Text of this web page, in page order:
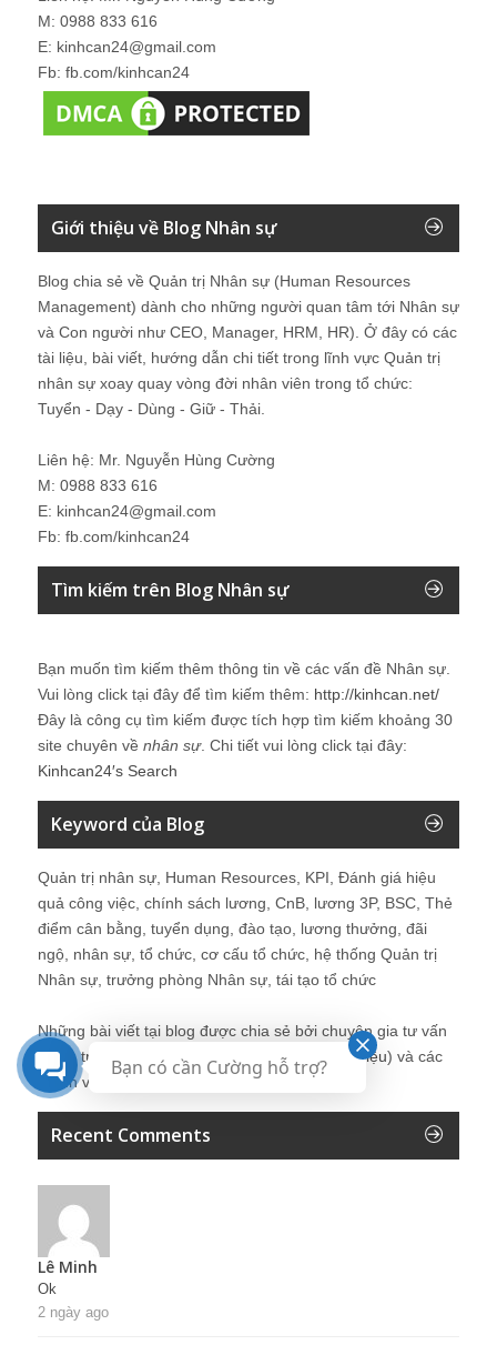
M: 0988 833 616
E: kinhcan24@gmail.com
Fb: fb.com/kinhcan24
Giới thiệu về Blog Nhân sự
Blog chia sẻ về Quản trị Nhân sự (Human Resources
Management) dành cho những người quan tâm tới Nhân sự
và Con người như CEO, Manager, HRM, HR). Ở đây có các
tài liệu, bài viết, hướng dẫn chi tiết trong lĩnh vực Quản trị
nhân sự xoay quay vòng đời nhân viên trong tổ chức:
Tuyển - Dạy - Dùng - Giữ - Thải.
Liên hệ: Mr. Nguyễn Hùng Cường
M: 0988 833 616
E: kinhcan24@gmail.com
Fb: fb.com/kinhcan24
Tìm kiếm trên Blog Nhân sự
Bạn muốn tìm kiếm thêm thông tin về các vấn đề Nhân sự
Vui lòng click tại đây để tìm kiếm thêm: http://kinhcan.net/
Đây là công cụ tìm kiếm được tích hợp tìm kiếm khoảng 30
site chuyên về nhân sự. Chi tiết vui lòng click tại đây:
Kinhcan24′s Search
Keyword của Blog
Quản trị nhân sự, Human Resources, KPI, Đánh giá hiệu
quả công việc, chính sách lương, CnB, lương 3P, BSC, Thẻ
điểm cân bằng, tuyển dụng, đào tạo, lương thưởng, đãi
ngộ, nhân sự, tổ chức, cơ cấu tổ chức, hệ thống Quản trị
Nhân sự, trưởng phòng Nhân sự, tái tạo tổ chức
Những bài viết tại blog được chia sẻ bởi chuyên gia tư vấn
Quản trị Nhân sự Nguyễn Hùng Cường (
giới thiệu) và các
thành viên khác trong cộng đồng Nhân sự.
Recent Comments
Lê Minh
Ok
2 ngày ago
Bạn có cần Cường hỗ trợ?